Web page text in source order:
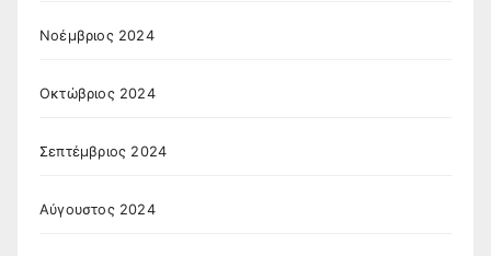
Νοέμβριος 2024
Οκτώβριος 2024
Σεπτέμβριος 2024
Αύγουστος 2024